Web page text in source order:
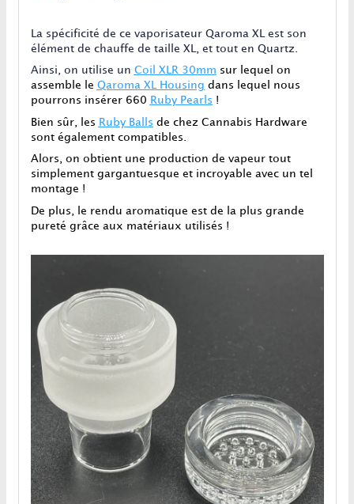
La spécificité de ce vaporisateur Qaroma XL est son
élément de chauffe de taille XL, et tout en Quartz.
Ainsi, on utilise un Coil XLR 30mm sur lequel on
assemble le Qaroma XL Housing dans lequel nous
pourrons insérer 660 Ruby Pearls !
Bien sûr, les Ruby Balls de chez Cannabis Hardware
sont également compatibles.
Alors, on obtient une production de vapeur tout
simplement gargantuesque et incroyable avec un tel
montage !
De plus, le rendu aromatique est de la plus grande
pureté grâce aux matériaux utilisés !